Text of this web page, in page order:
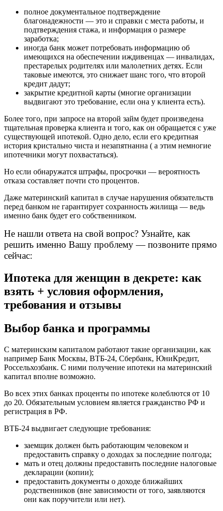
полное документальное подтверждение
благонадежности — это и справки с места работы, и
подтверждения стажа, и информация о размере
заработка;
иногда банк может потребовать информацию об
имеющихся на обеспечении иждивенцах — инвалидах,
престарелых родителях или малолетних детях. Если
таковые имеются, это снижает шанс того, что второй
кредит дадут;
закрытие кредитной карты (многие организации
выдвигают это требование, если она у клиента есть).
Более того, при запросе на второй займ будет произведена
тщательная проверка клиента и того, как он обращается с уже
существующей ипотекой. Одно дело, если его кредитная
история кристально чиста и незапятнанна ( а этим немногие
ипотечники могут похвастаться).
Но если обнаружатся штрафы, просрочки — вероятность
отказа составляет почти сто процентов.
Даже материнский капитал в случае нарушения обязательств
перед банком не гарантирует сохранность жилища — ведь
именно банк будет его собственником.
Не нашли ответа на свой вопрос? Узнайте, как
решить именно Вашу проблему — позвоните прямо
сейчас:
Ипотека для женщин в декрете: как
взять + условия оформления,
требования и отзывы
Выбор банка и программы
С материнским капиталом работают такие организации, как
например Банк Москвы, ВТБ-24, Сбербанк, ЮниКредит,
Россельхозбанк. С ними получение ипотеки на материнский
капитал вполне возможно.
Во всех этих банках проценты по ипотеке колеблются от 10
до 20. Обязательным условием является гражданство РФ и
регистрация в РФ.
ВТБ-24 выдвигает следующие требования:
заемщик должен быть работающим человеком и
предоставить справку о доходах за последние полгода;
мать и отец должны предоставить последние налоговые
декларации (копии);
предоставить документы о доходе ближайших
родственников (вне зависимости от того, заявляются
они как поручители или нет).